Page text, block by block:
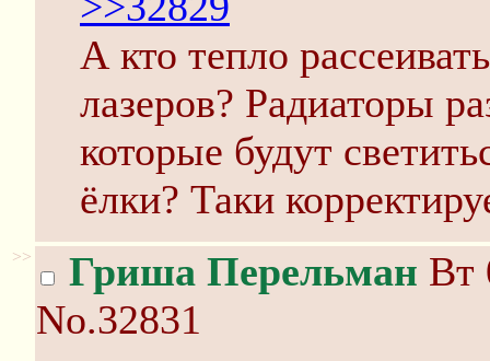
А кто тепло
лазеров? Радиаторы
которые будут
ёлки? Таки
>> Гриша Перельман Вт
No.32831